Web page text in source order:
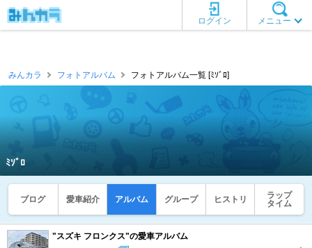
メニュー
ログイン
みんカラ フォトアルバム フォトアルバム一覧 [ﾐｿﾞﾛ]
ﾐｿﾞﾛ
ブログ 愛車紹介 アルバム グループ ヒストリ
ラップ
タイム
"スズキ フロンクス"の愛車アルバム